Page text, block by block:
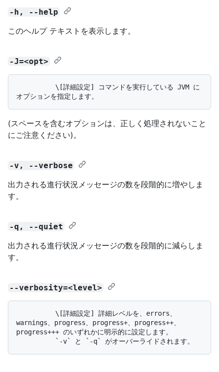
-h, --help
このヘルプ テキストを表示します。
-J=<opt>
(スペースを含むオプションは、正しく処理されないこと
にご注意ください)。
-v, --verbose
出力される進行状況メッセージの数を段階的に増やしま
す。
-q, --quiet
出力される進行状況メッセージの数を段階的に減らしま
す。
--verbosity=<level>
warnings、progress、progress+、progress++、
progress+++ のいずれかに明示的に設定します。